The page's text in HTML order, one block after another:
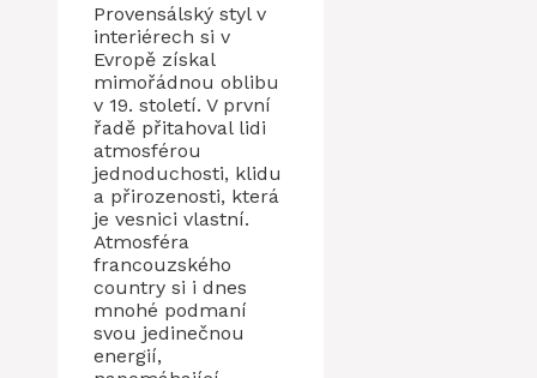
Provensálský styl v
interiérech si v
Evropě získal
mimořádnou oblibu
v 19. století. V první
řadě přitahoval lidi
atmosférou
jednoduchosti, klidu
a přirozenosti, která
je vesnici vlastní.
Atmosféra
francouzského
country si i dnes
mnohé podmaní
svou jedinečnou
energií,